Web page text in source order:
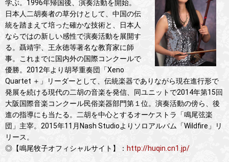
学ぶ。1996年帰国後、演奏活動を開始。
日本人二胡奏者の草分けとして、中国の伝
統を踏まえて培った確かな技術と、日本人
ならではの新しい感性で演奏活動を展開す
る。聶靖宇、王永徳等著名な教育家に師
事。これまでに国内外の国際コンクールで
優勝。2012年より胡琴重奏団「Xeno
Quartet ＋」リーダーとして、伝統楽器でありながら現在進行形で
発展を続ける現代の二胡の音楽を発信、同ユニットで2014年第15回
大阪国際音楽コンクール民俗楽器部門第１位。演奏活動の傍ら、後
進の指導にも当たる。二胡を中心とするオーケストラ「鳴尾弦楽
団」主宰。2015年11月Nash Studioよりソロアルバム「Wildfire」リ
リース。
◎【鳴尾牧子オフィシャルサイト】： http://huqin.cn1.jp/